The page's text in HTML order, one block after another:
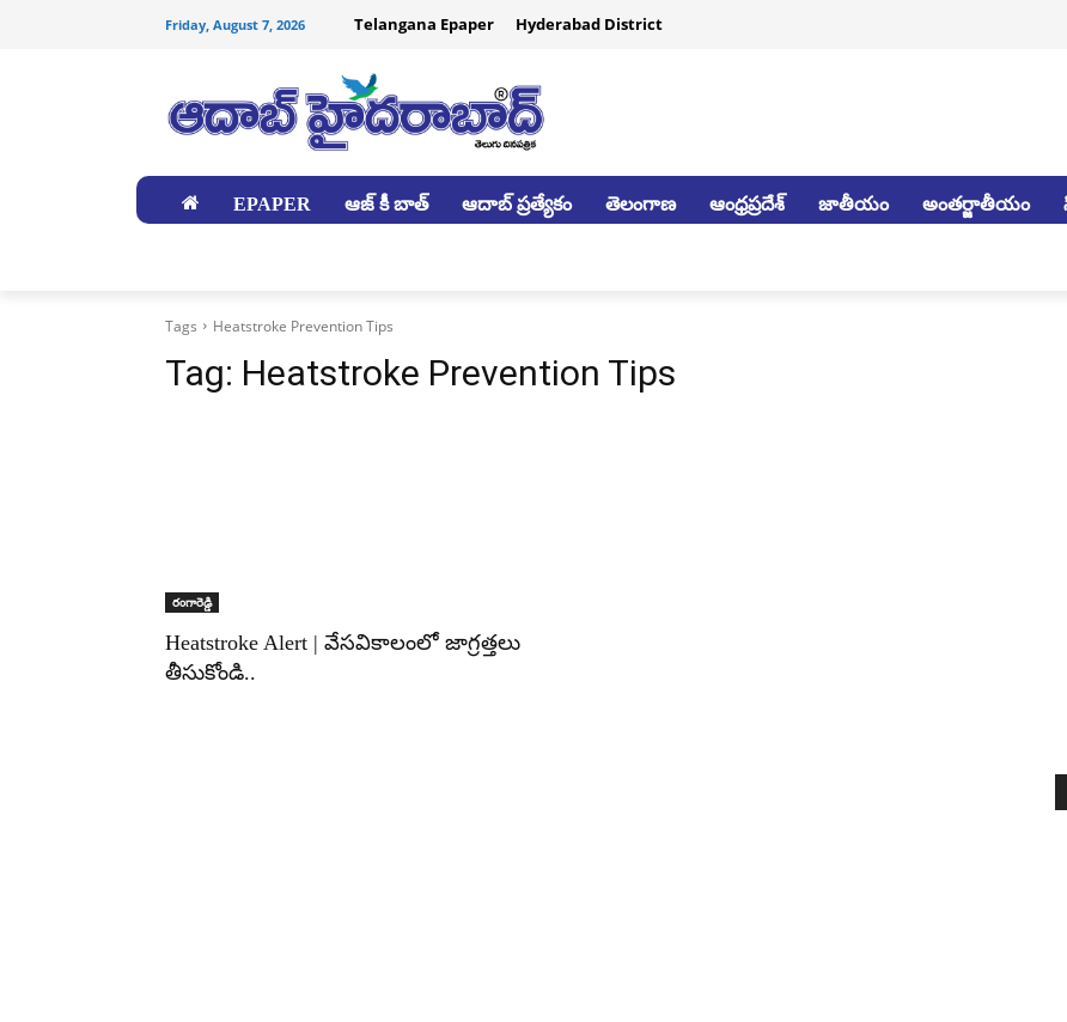
Friday, August 7, 2026 Telangana Epaper Hyderabad District
EPAPER ఆజ్ కీ బాత్ ఆదాబ్ ప్రత్యేకం తెలంగాణ ఆంధ్రప్రదేశ్ జాతీయం అంతర్జాతీయం
Tags Heatstroke Prevention Tips
Tag: Heatstroke Prevention Tips
రంగారెడ్డి
Heatstroke Alert | వేసవికాలంలో జాగ్రత్తలు
తీసుకోండి..